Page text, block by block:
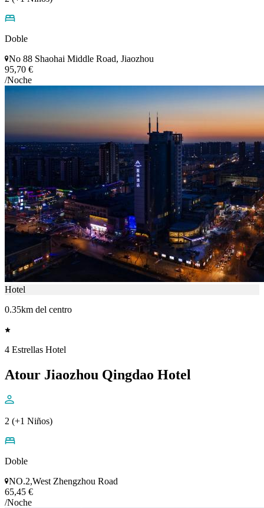
Doble
No 88 Shaohai Middle Road, Jiaozhou
95,70 €
/Noche
Hotel
0.35km del centro
4 Estrellas Hotel
Atour Jiaozhou Qingdao Hotel
2 (+1 Niños)
Doble
NO.2,West Zhengzhou Road
65,45 €
/Noche